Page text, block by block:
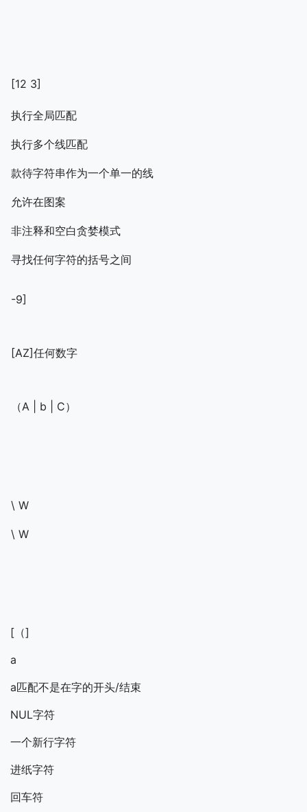
[12 3]
执行全局匹配
执行多个线匹配
款待字符串作为一个单一的线
允许在图案
非注释和空白贪婪模式
寻找任何字符的括号之间
-9]
[AZ]任何数字
（A | b | C）
\ W
\ W
[（]
a
a匹配不是在字的开头/结束
NUL字符
一个新行字符
进纸字符
回车符